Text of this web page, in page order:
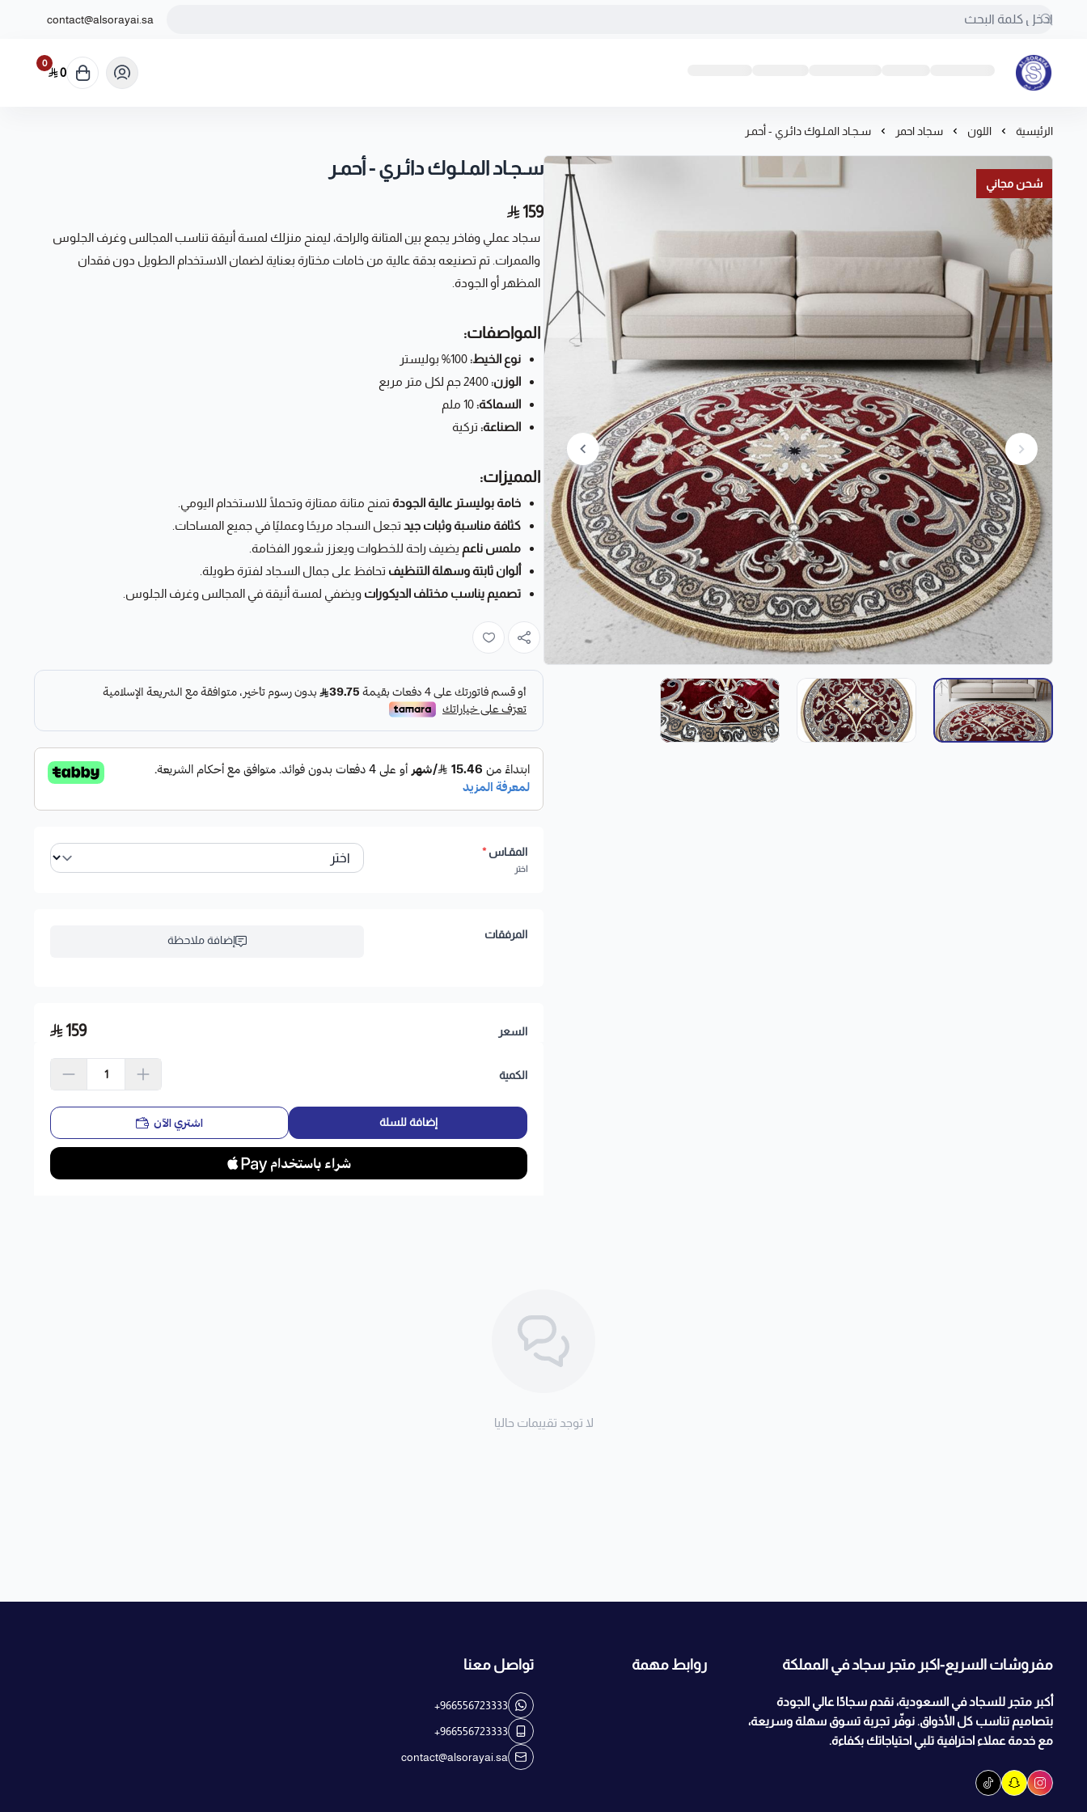
contact@alsorayai.sa
مفروشات السريع-اكبر متجر سجاد في المملكة
0
0
الرئيسية اللون سجاد احمر سـجـاد المـلـوك دائـري - أحمـر
شحن مجاني
سـجـاد المـلـوك دائـري - أحمـر
159
سجاد عملي وفاخر يجمع بين المتانة والراحة، ليمنح منزلك لمسة أنيقة تناسب المجالس وغرف الجلوس
والممرات. تم تصنيعه بدقة عالية من خامات مختارة بعناية لضمان الاستخدام الطويل دون فقدان
المظهر أو الجودة.
المواصفات:
نوع الخيط:
الوزن:
السماكة:
الصناعة: تركية
المميزات:
خامة بوليستر عالية الجودة تمنح متانة ممتازة وتحملًا للاستخدام اليومي.
كثافة مناسبة وثبات جيد تجعل السجاد مريحًا وعمليًا في جميع المساحات.
ملمس ناعم يضيف راحة للخطوات ويعزز شعور الفخامة.
ألوان ثابتة وسهلة التنظيف تحافظ على جمال السجاد لفترة طويلة.
تصميم يناسب مختلف الديكورات ويضفي لمسة أنيقة في المجالس وغرف الجلوس.
المقـاس*
اختر
المرفقات إضافة ملاحظة
السعر 159
الكمية
إضافة للسلة اشتري الآن
لا توجد تقييمات حاليا
مفروشات السريع-اكبر متجر سجاد في المملكة
أكبر متجر للسجاد في السعودية، نقدم سجادًا عالي الجودة
بتصاميم تناسب كل الأذواق. نوفّر تجربة تسوق سهلة وسريعة،
مع خدمة عملاء احترافية تلبي احتياجاتك بكفاءة.
روابط مهمة تواصل معنا
+966556723333
+966556723333
contact@alsorayai.sa